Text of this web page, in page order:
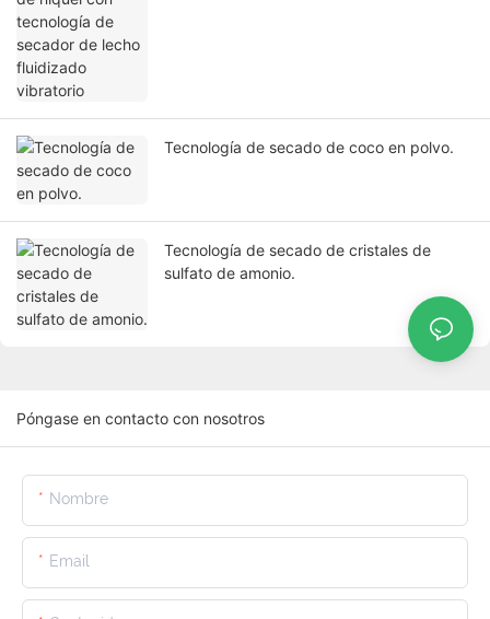
Tecnología de secado de coco en polvo.
Tecnología de secado de cristales de
sulfato de amonio.
Póngase en contacto con nosotros
Nombre
Email